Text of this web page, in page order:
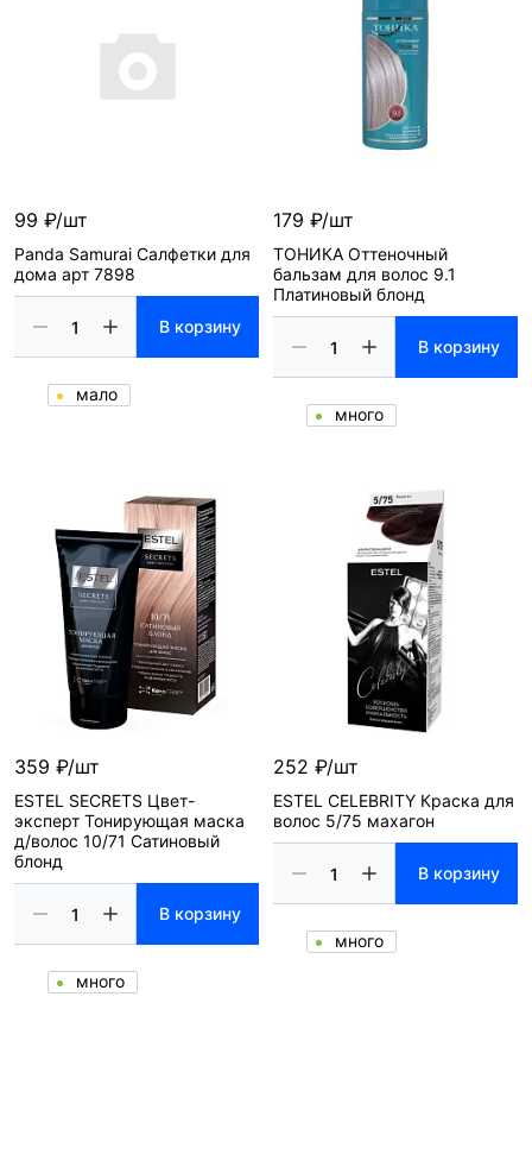
99 ₽/шт
Panda Samurai Салфетки для
дома арт 7898
В корзину
мало
179 ₽/шт
ТОНИКА Оттеночный
бальзам для волос 9.1
Платиновый блонд
В корзину
много
359 ₽/шт
ESTEL SECRETS Цвет-
эксперт Тонирующая маска
д/волос 10/71 Сатиновый
блонд
В корзину
много
252 ₽/шт
ESTEL CELEBRITY Краска для
волос 5/75 махагон
В корзину
много